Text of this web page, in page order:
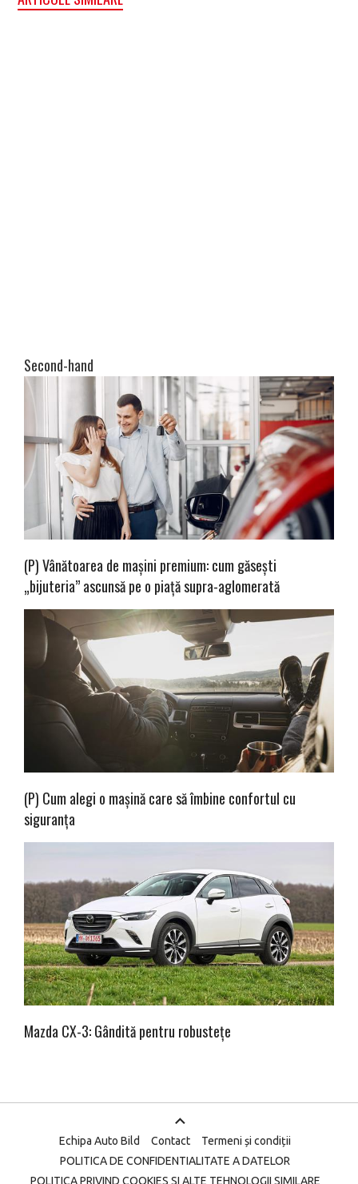
Second-hand
(P) Vânătoarea de mașini premium: cum găsești
„bijuteria” ascunsă pe o piață supra-aglomerată
(P) Cum alegi o mașină care să îmbine confortul cu
siguranța
Mazda CX-3: Gândită pentru robustețe
Echipa Auto Bild Contact
Termeni și condiții
POLITICA DE CONFIDENTIALITATE A DATELOR
POLITICA PRIVIND COOKIES SI ALTE TEHNOLOGII SIMILARE